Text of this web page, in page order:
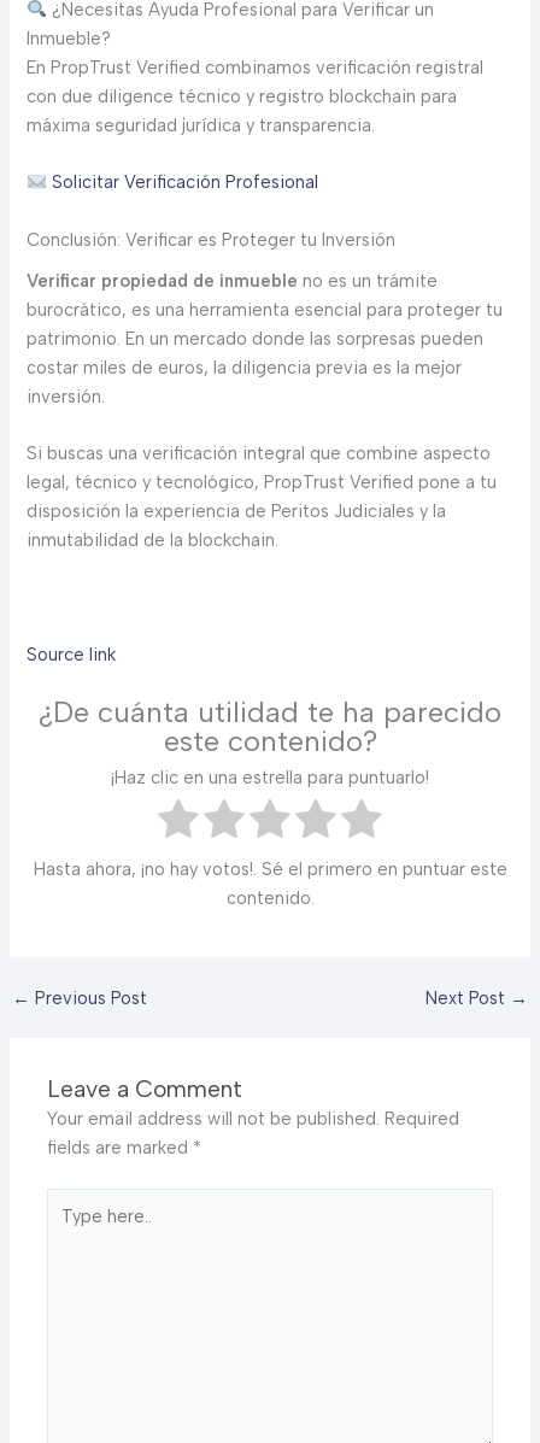
¿Necesitas Ayuda Profesional para Verificar un
Inmueble?
En PropTrust Verified combinamos verificación registral
con due diligence técnico y registro blockchain para
máxima seguridad jurídica y transparencia.
Solicitar Verificación Profesional
Conclusión: Verificar es Proteger tu Inversión
Verificar propiedad de inmueble no es un trámite
burocrático, es una herramienta esencial para proteger tu
patrimonio. En un mercado donde las sorpresas pueden
costar miles de euros, la diligencia previa es la mejor
inversión.
Si buscas una verificación integral que combine aspecto
legal, técnico y tecnológico, PropTrust Verified pone a tu
disposición la experiencia de Peritos Judiciales y la
inmutabilidad de la blockchain.
Source link
¿De cuánta utilidad te ha parecido
este contenido?
¡Haz clic en una estrella para puntuarlo!
Hasta ahora, ¡no hay votos!. Sé el primero en puntuar este
contenido.
← Previous Post Next Post →
Leave a Comment
Your email address will not be published. Required
fields are marked *
here..